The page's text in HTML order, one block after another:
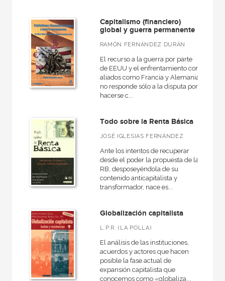
Capitalismo (financiero)
global y guerra permanente
RAMÓN FERNÁNDEZ DURÁN
El recurso a la guerra por parte
de EEUU y el enfrentamiento con
aliados como Francia y Alemania
no responde sólo a la disputa por
hacerse c...
Todo sobre la Renta Básica
JOSÉ IGLESIAS FERNÁNDEZ
Ante los intentos de recuperar
desde el poder la propuesta de la
RB, desposeyéndola de su
contenido anticapitalista y
transformador, nace es...
Globalización capitalista
L.P.R. (LA POLLA)
El análisis de las instituciones,
acuerdos y actores que hacen
posible la fase actual de
expansión capitalista que
conocemos como «globaliza...